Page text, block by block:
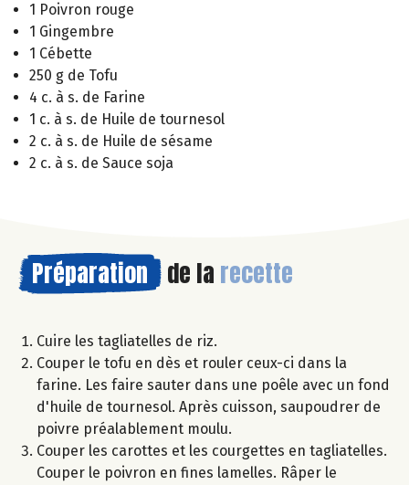
1 Poivron rouge
1 Gingembre
1 Cébette
250 g de Tofu
4 c. à s. de Farine
1 c. à s. de Huile de tournesol
2 c. à s. de Huile de sésame
2 c. à s. de Sauce soja
Préparation de la recette
Cuire les tagliatelles de riz.
Couper le tofu en dès et rouler ceux-ci dans la
farine. Les faire sauter dans une poêle avec un fond
d'huile de tournesol. Après cuisson, saupoudrer de
poivre préalablement moulu.
Couper les carottes et les courgettes en tagliatelles.
Couper le poivron en fines lamelles. Râper le